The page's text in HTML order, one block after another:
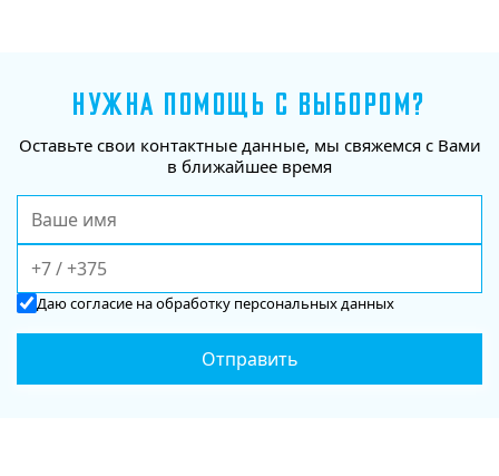
НУЖНА ПОМОЩЬ С ВЫБОРОМ?
Оставьте свои контактные данные, мы свяжемся с Вами
в ближайшее время
Даюсогласие на обработку персональных данных